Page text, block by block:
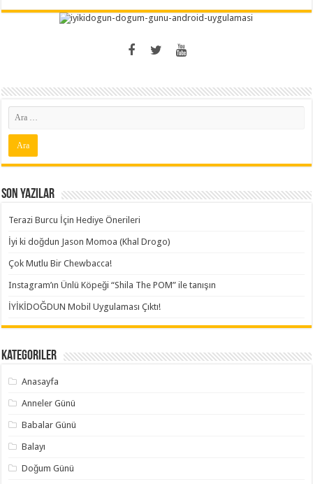
Son Yazılar
Terazi Burcu İçin Hediye Önerileri
İyi ki doğdun Jason Momoa (Khal Drogo)
Çok Mutlu Bir Chewbacca!
Instagram’ın Ünlü Köpeği “Shila The POM” ile tanışın
İYİKİDOĞDUN Mobil Uygulaması Çıktı!
Kategoriler
Anasayfa
Anneler Günü
Babalar Günü
Balayı
Doğum Günü